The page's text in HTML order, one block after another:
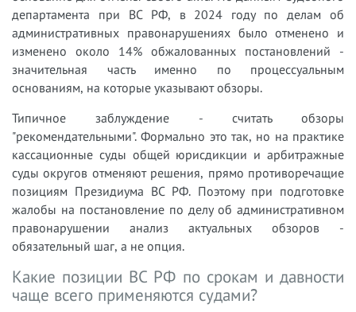
департамента при ВС РФ, в 2024 году по делам об
административных правонарушениях было отменено и
изменено около 14% обжалованных постановлений -
значительная часть именно по процессуальным
основаниям, на которые указывают обзоры.
Типичное заблуждение - считать обзоры
"рекомендательными". Формально это так, но на практике
кассационные суды общей юрисдикции и арбитражные
суды округов отменяют решения, прямо противоречащие
позициям Президиума ВС РФ. Поэтому при подготовке
жалобы на постановление по делу об административном
правонарушении анализ актуальных обзоров -
обязательный шаг, а не опция.
Какие позиции ВС РФ по срокам и давности
чаще всего применяются судами?